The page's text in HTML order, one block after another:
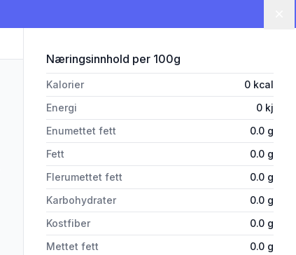
Næringsinnhold for 'Sosa Askorbinsyre
per 100g
Kalorier 0 kcal
Energi
0 kj
Enumettet fett
0.0 g
Fett
0.0 g
Flerumettet fett
0.0 g
Karbohydrater
0.0 g
Kostfiber
0.0 g
Mettet fett
0.0 g